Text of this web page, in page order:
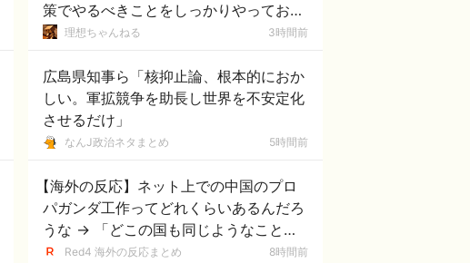
策でやるべきことをしっかりやっておく
ことが大事｣
理想ちゃんねる 3時間前
広島県知事ら「核抑止論、根本的におか
しい。軍拡競争を助長し世界を不安定化
させるだけ」
なんJ政治ネタまとめ 5時間前
【海外の反応】ネット上での中国のプロ
パガンダ工作ってどれくらいあるんだろ
うな → 「どこの国も同じようなことを
やってるよな」「中国に関する情報はマ
Red4 海外の反応まとめ 8時間前